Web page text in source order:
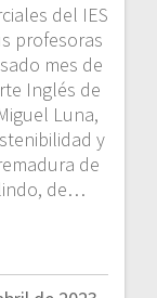
del IES
profesoras
mes de
Inglés de
Luna,
y
de
de…